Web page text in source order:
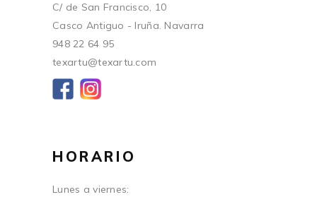
C/ de San Francisco, 10
Casco Antiguo - Iruña. Navarra
948 22 64 95
texartu@texartu.com
HORARIO
Lunes a viernes: